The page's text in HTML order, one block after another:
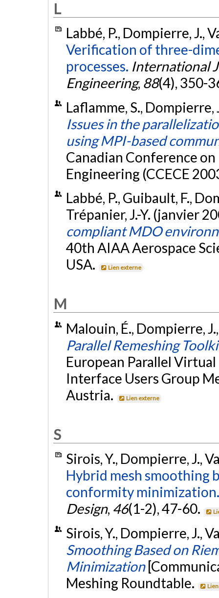
L
Labbé, P., Dompierre, J.,
Verification of three-
processes. International
Engineering, 88(4), 350-
Laflamme, S., Dompierre,
Issues in the
using MPI-based
Canadian Conference
Engineering (CCECE
Labbé, P., Guibault, F.,
Trépanier, J.-Y. (janvier
compliant MDO
40th AIAA Aerospace
USA.
Lien externe
M
Malouin, É., Dompierre,
Parallel Remeshing
European Parallel
Interface Users Group
Austria.
Lien externe
S
Sirois, Y., Dompierre, J.,
Hybrid mesh smoothing
conformity minimization.
Design, 46(1-2), 47-60.
Sirois, Y., Dompierre, J.,
Smoothing Based on
Minimization
Meshing Roundtable.